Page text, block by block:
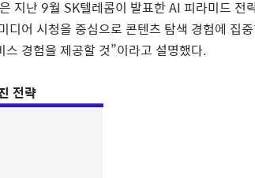
지난9월 SK텔레콤이 발표한AI 피라미드 전
디어 시청을 중심으로 콘텐츠 탐색 경험에 집
경험을 제공할 것”이라고 설명했다.
전략